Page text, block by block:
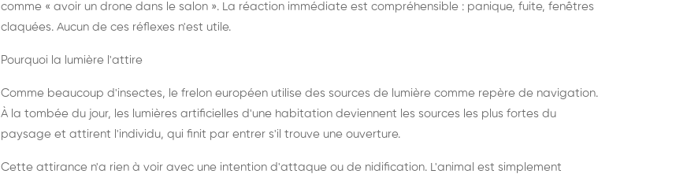
comme « avoir un drone dans le salon ». La réaction immédiate est compréhensible : panique, fuite, fenêtres
claquées. Aucun de ces réflexes n'est utile.
Pourquoi la lumière l'attire
Comme beaucoup d'insectes, le frelon européen utilise des sources de lumière comme repère de navigation.
À la tombée du jour, les lumières artificielles d'une habitation deviennent les sources les plus fortes du
paysage et attirent l'individu, qui finit par entrer s'il trouve une ouverture.
Cette attirance n'a rien à voir avec une intention d'attaque ou de nidification. L'animal est simplement